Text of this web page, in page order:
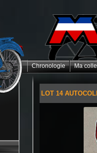
Chronologie Ma
LOT 14